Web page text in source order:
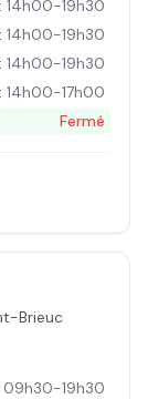
19h30
19h30
19h30
17h00
Fermé
Brieuc
09h30-19h30